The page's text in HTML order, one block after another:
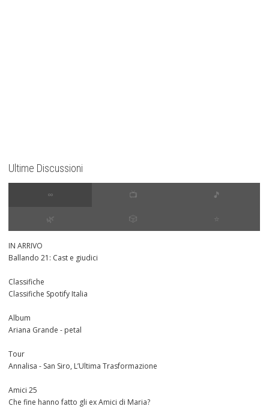
Ultime Discussioni
∞ 📺 🎵
🌿 🎲 ⭐️
IN ARRIVO
Ballando 21: Cast e giudici
Classifiche
Classifiche Spotify Italia
Album
Ariana Grande - petal
Tour
Annalisa - San Siro, L’Ultima Trasformazione
Amici 25
Che fine hanno fatto gli ex Amici di Maria?